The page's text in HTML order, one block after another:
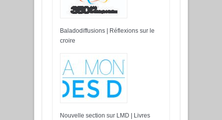
Baladodiffusions | Réflexions sur le
croire
Nouvelle section sur LMD | Livres